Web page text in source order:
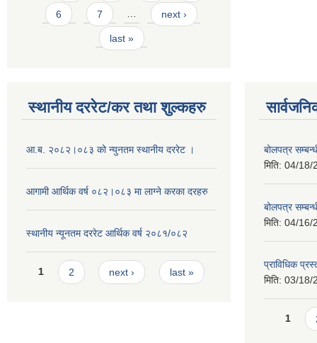
6 7 … next ›
last »
स्थानीय दररेट/कर तथा शुल्कहरु
आ.ब. २०८२।०८३ को न्युनतम स्थानीय दररेट ।
आगामी आर्थिक वर्ष ०८२।०८३ मा लाग्ने करका दरहरु
स्थानीय न्यूनतम दररेट आर्थिक वर्ष २०८१/०८२
Pages
1 2 next › last »
बोलपत्र
मिति: 04/18/
बोलपत्र
मिति: 04/16/
प्राविधिक
मिति: 03/18/
Pages
1